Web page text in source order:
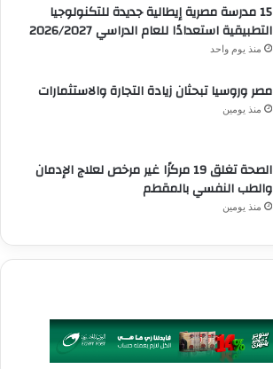
15 مدرسة مصرية إيطالية جديدة للتكنولوجيا
التطبيقية استعدادًا للعام الدراسي 2026/2027
منذ يوم واحد
مصر وروسيا تبحثان زيادة التجارة والاستثمارات
منذ يومين
الصحة تغلق 19 مركزًا غير مرخص لعلاج الإدمان
والطب النفسي بالمقطم
منذ يومين